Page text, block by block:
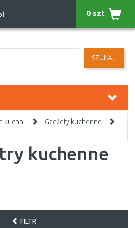
SZUKAJ
0 szt
kuchni
Gadżety kuchenne
kuchenne
FILTR